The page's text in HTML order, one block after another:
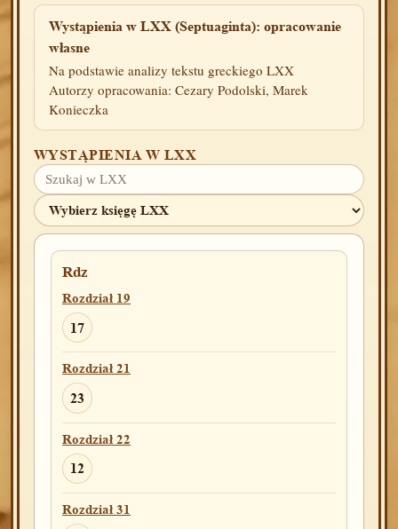
Wystąpienia w LXX (Septuaginta): opracowanie
własne
Na podstawie analizy tekstu greckiego LXX
Autorzy opracowania: Cezary Podolski, Marek
Konieczka
WYSTĄPIENIA W LXX
Rdz
Rozdział 19
17
Rozdział 21
23
Rozdział 22
12
Rozdział 31